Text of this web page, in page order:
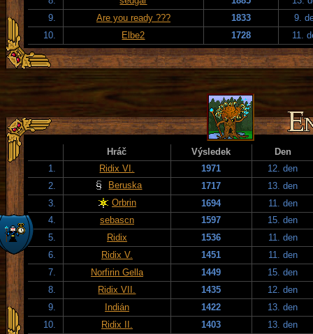
9.
Are you ready ??? 1833
9.
10.
Elbe2 1728 11.
Hráč Výsledek
Den
1.
Ridix VI. 1971
12. den
2.
Beruska 1717
13. den
3.
Orbrin 1694
11. den
4.
sebascn 1597
15. den
5.
Ridix 1536
11. den
6.
Ridix V. 1451
11. den
7.
Norfirin Gella 1449
15. den
8.
Ridix VII. 1435
12. den
9.
Indián 1422
13. den
10.
Ridix II. 1403 13. den